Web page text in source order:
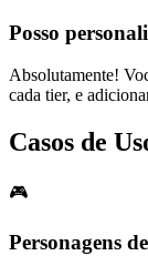
Posso
Absolutamente!
cada tier, e
Casos de
🎮
Personagens